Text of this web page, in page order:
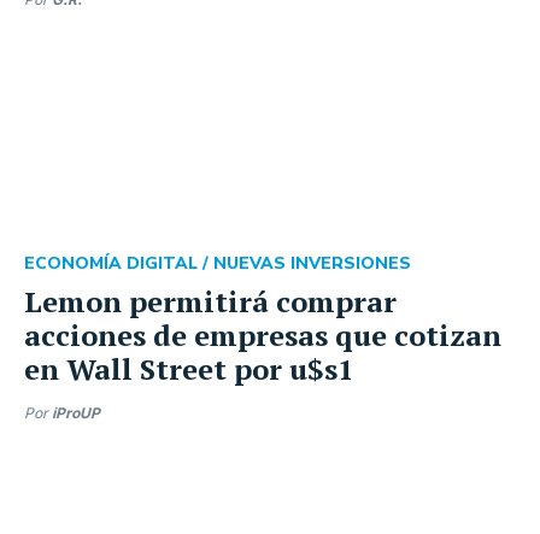
Lemon permitirá comprar
acciones de empresas que cotizan
en Wall Street por u$s1
ECONOMÍA DIGITAL / NUEVAS INVERSIONES
Por iProUP